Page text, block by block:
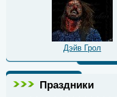
Дэйв Грол
Праздники